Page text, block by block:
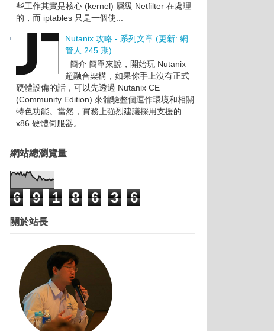
些工作其實是核心 (kernel) 層級 Netfilter 在處理
的，而 iptables 只是一個使...
Nutanix 攻略 - 系列文章 (更新: 網
管人 245 期)
簡介 簡單來說，開始玩 Nutanix
超融合架構，如果你手上沒有正式
硬體設備的話，可以先透過 Nutanix CE
(Community Edition) 來體驗整個運作環境和相關
特色功能。當然，實務上強烈建議採用支援的
x86 硬體伺服器。 ...
網站總瀏覽量
6 9 1 8 6 3 6
關於站長